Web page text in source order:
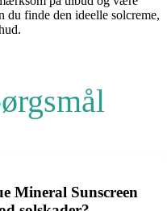
finde den ideelle solcreme,
Mineral Sunscreen